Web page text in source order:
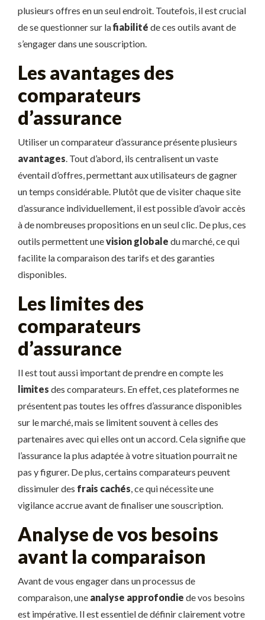
plusieurs offres en un seul endroit. Toutefois, il est crucial
de se questionner sur lafiabilité de ces outils avant de
s’engager dans une souscription.
Les avantages des
comparateurs
d’assurance
Utiliser un comparateur d’assurance présente plusieurs
avantages . Tout d’abord, ils centralisent un vaste
éventail d’offres, permettant aux utilisateurs de gagner
un temps considérable. Plutôt que de visiter chaque site
d’assurance individuellement, il est possible d’avoir accès
à de nombreuses propositions en un seul clic. De plus, ces
outils permettent unevision globale du marché, ce qui
facilite la comparaison des tarifs et des garanties
disponibles.
Les limites des
comparateurs
d’assurance
Il est tout aussi important de prendre en compte les
limites des comparateurs. En effet, ces plateformes ne
présentent pas toutes les offres d’assurance disponibles
sur le marché, mais se limitent souvent à celles des
partenaires avec qui elles ont un accord. Cela signifie que
l’assurance la plus adaptée à votre situation pourrait ne
pas y figurer. De plus, certains comparateurs peuvent
dissimuler des frais cachés , ce qui nécessite une
vigilance accrue avant de finaliser une souscription.
Analyse de vos besoins
avant la comparaison
Avant de vous engager dans un processus de
comparaison, une analyse approfondie de vos besoins
est impérative. Il est essentiel de définir clairement votre